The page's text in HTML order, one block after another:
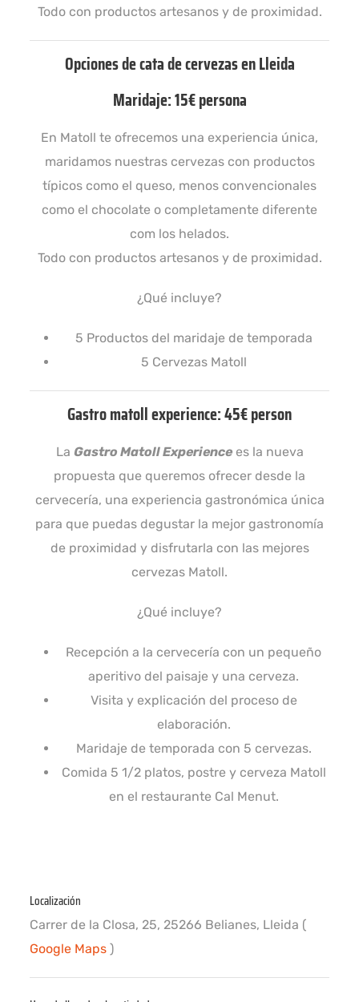
Todo con productos artesanos y de proximidad.
Opciones de cata de cervezas en Lleida
Maridaje: 15€ persona
En Matoll te ofrecemos una experiencia única,
maridamos nuestras cervezas con productos
típicos como el queso, menos convencionales
como el chocolate o completamente diferente
com los helados.
Todo con productos artesanos y de proximidad.
¿Qué incluye?
5 Productos del maridaje de temporada
5 Cervezas Matoll
Gastro matoll experience: 45€ person
La Gastro Matoll Experiencees la nueva
propuesta que queremos ofrecer desde la
cervecería, una experiencia gastronómica única
para que puedas degustar la mejor gastronomía
de proximidad y disfrutarla con las mejores
cervezas Matoll.
¿Qué incluye?
Recepción a la cervecería con un pequeño
aperitivo del paisaje y una cerveza.
Visita y explicación del proceso de
elaboración.
Maridaje de temporada con 5 cervezas.
Comida 5 1/2 platos, postre y cerveza Matoll
en el restaurante Cal Menut.
Localización
Carrer de la Closa, 25, 25266 Belianes, Lleida (
Google Maps )